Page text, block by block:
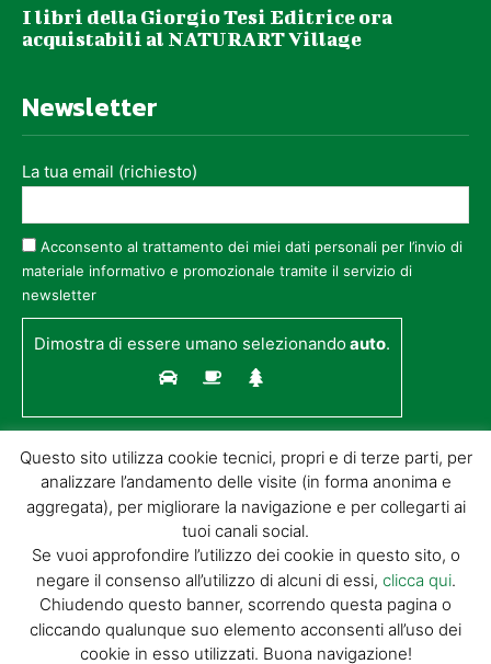
I libri della Giorgio Tesi Editrice ora
acquistabili al NATURART Village
Newsletter
La tua email (richiesto)
Acconsento al trattamento dei miei dati personali per l’invio di
materiale informativo e promozionale tramite il servizio di
newsletter
Dimostra di essere umano selezionandoauto.
© GIORGIO TESI EDITRICE S.R.L. | P.IVA
01732650476 | VIA DI BADIA 14 – 51100 LOC.
BOTTEGONE (PISTOIA) |POWERED BY
ALLYMIND
Questo sito utilizza cookie tecnici, propri e di terze parti, per
analizzare l’andamento delle visite (in forma anonima e
aggregata), per migliorare la navigazione e per collegarti ai
tuoi canali social.
Se vuoi approfondire l’utilizzo dei cookie in questo sito, o
negare il consenso all’utilizzo di alcuni di essi, clicca qui.
Chiudendo questo banner, scorrendo questa pagina o
cliccando qualunque suo elemento acconsenti all’uso dei
cookie in esso utilizzati. Buona navigazione!